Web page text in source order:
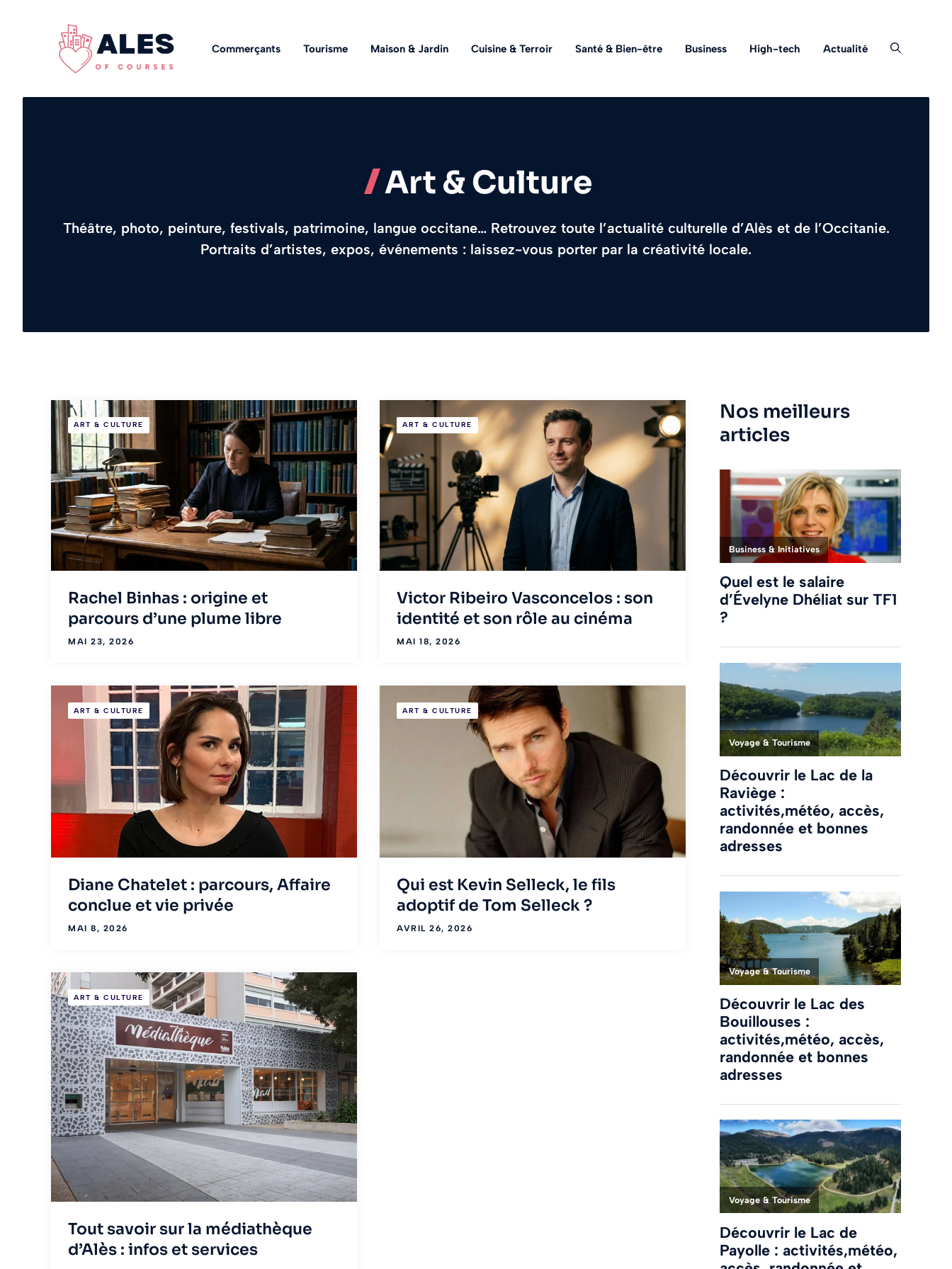
Commerçants Tourisme Maison & Jardin Cuisine & Terroir Santé & Bien-être Business High-tech Actualité
Art & Culture
Théâtre, photo, peinture, festivals, patrimoine, langue occitane… Retrouvez toute l’actualité culturelle d’Alès et de l’Occitanie.
Portraits d’artistes, expos, événements : laissez-vous porter par la créativité locale.
ART & CULTURE
Rachel Binhas : origine et
parcours d’une plume libre
MAI 23, 2026
ART & CULTURE
Victor Ribeiro Vasconcelos : son
identité et son rôle au cinéma
MAI 18, 2026
ART & CULTURE
Diane Chatelet : parcours, Affaire
conclue et vie privée
MAI 8, 2026
ART & CULTURE
Qui est Kevin Selleck, le fils
adoptif de Tom Selleck ?
AVRIL 26, 2026
ART & CULTURE
Tout savoir sur la médiathèque
d’Alès : infos et services
Nos meilleurs
articles